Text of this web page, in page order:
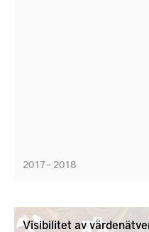
2017 – 2018
Visibilitet av